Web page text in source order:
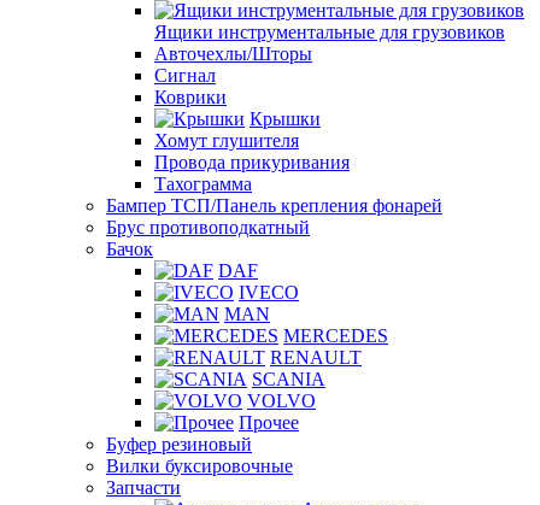
Ящики инструментальные для грузовиков
Авточехлы/Шторы
Сигнал
Коврики
Крышки
Хомут глушителя
Провода прикуривания
Тахограмма
Бампер ТСП/Панель крепления фонарей
Брус противоподкатный
Бачок
DAF
IVECO
MAN
MERCEDES
RENAULT
SCANIA
VOLVO
Прочее
Буфер резиновый
Вилки буксировочные
Запчасти